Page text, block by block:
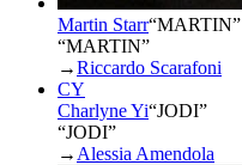
Martin Starr“MARTIN”
“MARTIN”
→Riccardo Scarafoni
CY
Charlyne Yi“JODI”
“JODI”
→ Alessia Amendola